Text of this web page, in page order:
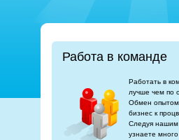
Работа в команде
Работать в
лучше чем по
Обмен опытом
бизнес к
Следуя нашим
узнаете